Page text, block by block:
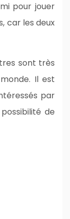
pour jouer
car les deux
sont très
Il est
par
de